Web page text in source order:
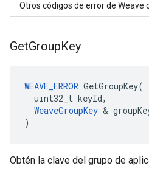
Otros códigos de error de Weave
GetGroupKey
WEAVE_ERROR GetGroupKey(
  uint32_t keyId,
WeaveGroupKey &
)
Obtén la clave del grupo de